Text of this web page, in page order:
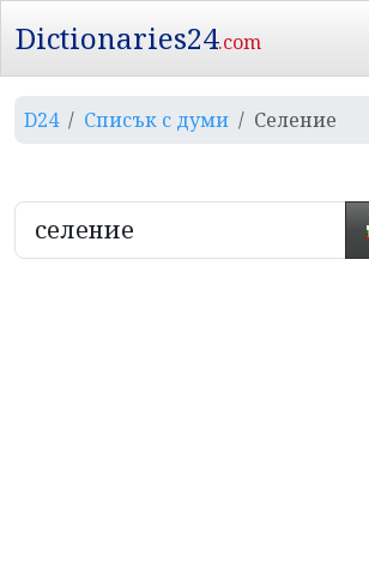
Dictionaries24.com
D24 Списък с думи Селение